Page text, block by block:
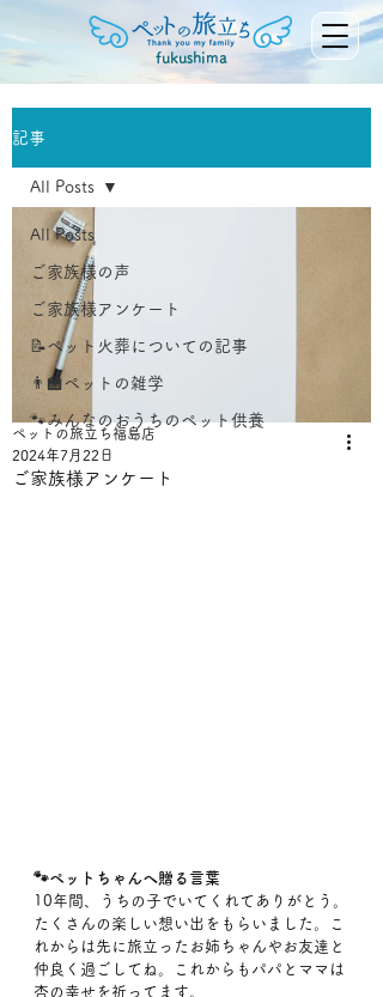
fukushima
記事
All Posts
ご家族様の声
ご家族様アンケート
📝ペット火葬についての記事
👨‍🏫ペットの雑学
🐾みんなのおうちのペット供養
All Posts
ご家族様アンケート
ペットの旅立ち福島店
2024年7月22日
🐾ペットちゃんへ贈る言葉
10年間、うちの子でいてくれてありがとう。
たくさんの楽しい想い出をもらいました。こ
れからは先に旅立ったお姉ちゃんやお友達と
仲良く過ごしてね。これからもパパとママは
杏の幸せを祈ってます。